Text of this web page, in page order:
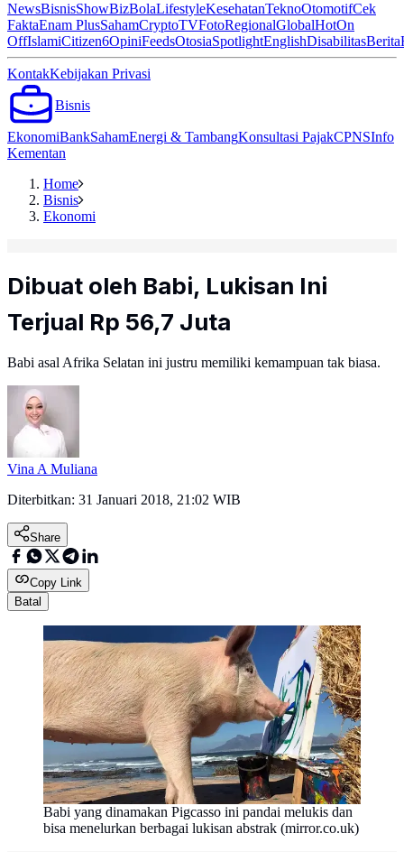
NewsBisnisShowBizBolaLifestyleKesehatanTeknoOtomotifCek
FaktaEnam PlusSahamCryptoTVFotoRegionalGlobalHotOn
OffIslamiCitizen6OpiniFeedsOtosiaSpotlightEnglishDisabilitasBerita
KontakKebijakan Privasi
Bisnis
EkonomiBankSahamEnergi & TambangKonsultasi PajakCPNSInfo
Kementan
Home
Bisnis
Ekonomi
Dibuat oleh Babi, Lukisan Ini
Terjual Rp 56,7 Juta
Babi asal Afrika Selatan ini justru memiliki kemampuan tak biasa.
Vina A Muliana
Diterbitkan: 31 Januari 2018, 21:02 WIB
Share
Copy Link
Batal
Babi yang dinamakan Pigcasso ini pandai melukis dan
bisa menelurkan berbagai lukisan abstrak (mirror.co.uk)